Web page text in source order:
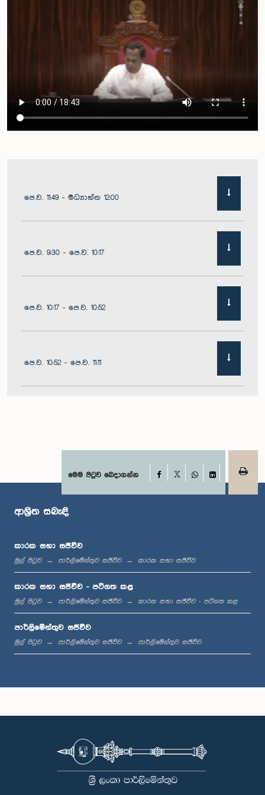
පෙ.ව. 11:49 - මධ්‍යාහ්න 12:00
පෙ.ව. 9:30 - පෙ.ව. 10:17
පෙ.ව. 10:17 - පෙ.ව. 10:52
පෙ.ව. 10:52 - පෙ.ව. 11:11
පෙ.ව. 11:30 - පෙ.ව. 11:40
මධ්‍යාහ්න 12:00 - ප.ව. 12:05
ප.ව. 12:05 - ප.ව. 12:13
ප.ව. 1:00 - ප.ව. 1:10
මෙම පිටුව බෙදාගන්න Facebook
WhatsApp
LinkedIn
ආශ්‍රිත සබැඳි
කාරක සභා සජීවීව
මුල් පිටුව පාර්ලිමේන්තුව සජීවීව කාරක සභා සජීවීව
කාරක සභා සජීවීව - පටිගත කළ
මුල් පිටුව පාර්ලිමේන්තුව සජීවීව කාරක සභා සජීවීව - පටිගත කළ
පාර්ලිමේන්තුව සජීවීව
මුල් පිටුව පාර්ලිමේන්තුව සජීවීව පාර්ලිමේන්තුව සජීවීව